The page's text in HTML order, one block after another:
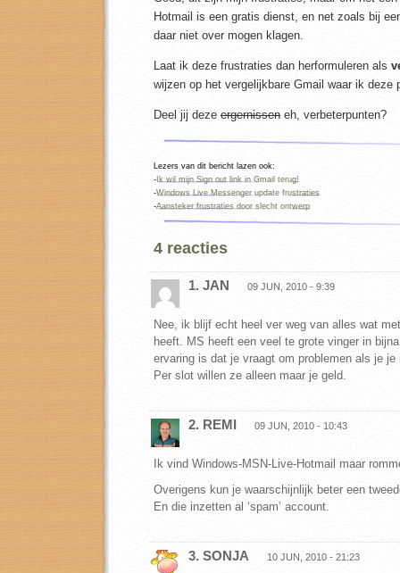
Hotmail is een gratis dienst, en net zoals bij
daar niet over mogen klagen.
Laat ik deze frustraties dan herformuleren als
wijzen op het vergelijkbare Gmail waar ik deze
Deel jij deze ergernissen eh, verbeterpunten?
Lezers van dit bericht lazen ook:
- Ik wil mijn Sign out link in Gmail terug!
-Windows Live Messenger update frustraties
-Aansteker frustraties door slecht ontwerp
4 reacties
1. JAN 09 JUN, 2010 - 9:39
Nee, ik blijf echt heel ver weg van alles wat
heeft. MS heeft een veel te grote vinger in
ervaring is dat je vraagt om problemen als je
Per slot willen ze alleen maar je geld.
2. REMI 09 JUN, 2010 - 10:43
Ik vind Windows-MSN-Live-Hotmail maar
Overigens kun je waarschijnlijk beter een
En die inzetten al ‘spam’ account.
3. SONJA 10 JUN, 2010 - 21:23